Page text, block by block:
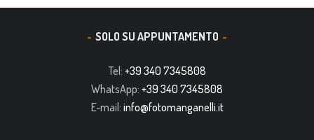
SOLO SU APPUNTAMENTO
Tel: +39 340 7345808
WhatsApp: +39 340 7345808
E-mail: info@fotomanganelli.it